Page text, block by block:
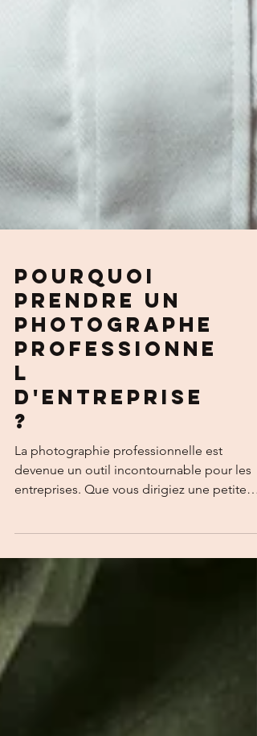
Pourquoi
prendre un
photographe
professionne
l
d'entreprise
?
La photographie professionnelle est
soigner votre communication visuelle fait
toute la différence. Sites web, réseaux
sociaux, plaquettes commerciales : avant
même de lire le moindre texte, vos clients
potentiels se forgent une opinion en
quelques secondes d’après les visuels